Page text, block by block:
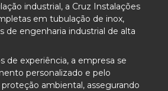
industrial, a Cruz Instalações
em tubulação de inox,
de engenharia industrial de alta
de experiência, a empresa se
personalizado e pelo
ambiental, assegurando